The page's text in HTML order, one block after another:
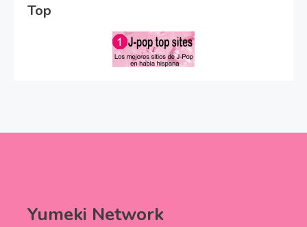
Top
Yumeki Network